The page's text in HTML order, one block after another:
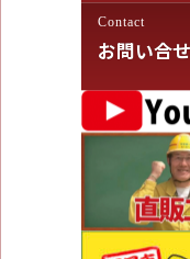
Contact
お問い合せ